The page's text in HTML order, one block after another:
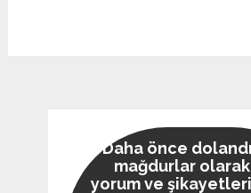
Daha önce
mağdurlar
yorum ve